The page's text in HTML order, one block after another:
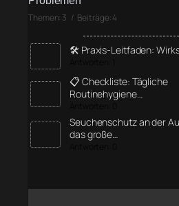
Themen: 3 / Beiträge: 4
🛠️ Praxis-Leitfaden:
📋 Checkliste: Tägliche
Routinehygiene…
Seuchenschutz an der
das große…